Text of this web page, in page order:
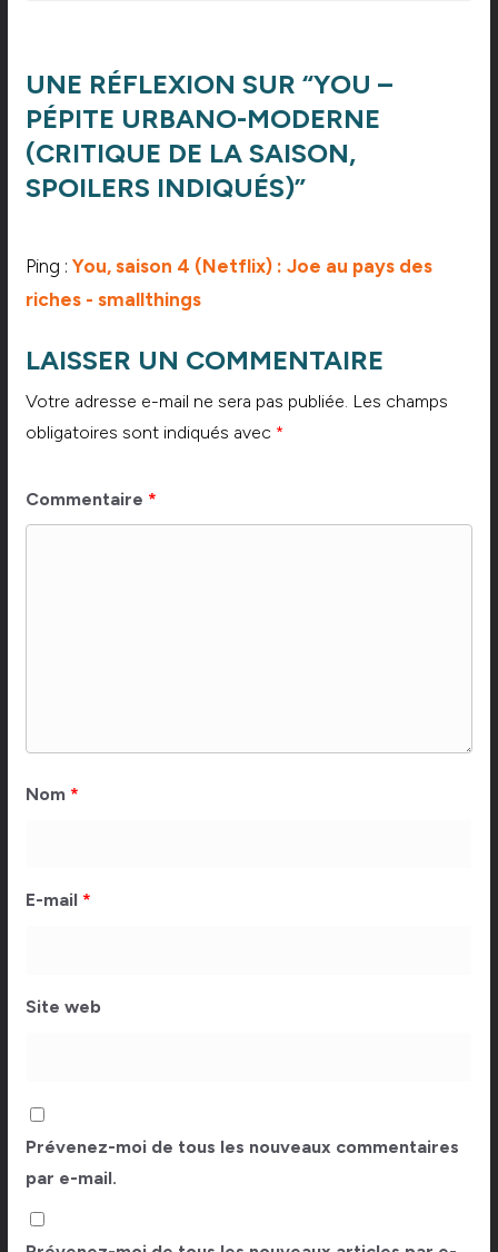
UNE RÉFLEXION SUR “YOU –
PÉPITE URBANO-MODERNE
(CRITIQUE DE LA SAISON,
SPOILERS INDIQUÉS)”
Ping : You, saison 4 (Netflix) : Joe au pays des
riches - smallthings
LAISSER UN COMMENTAIRE
Votre adresse e-mail ne sera pas publiée. Les champs
obligatoires sont indiqués avec *
Commentaire *
Nom *
E-mail *
Site web
Prévenez-moi de tous les nouveaux commentaires
par e-mail.